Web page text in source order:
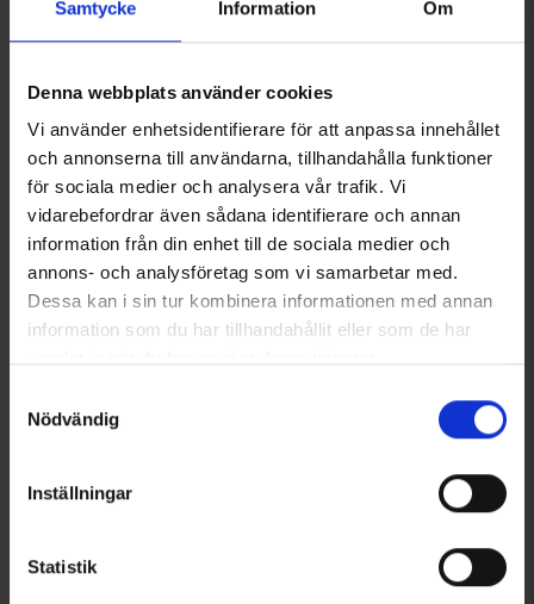
Samtycke Information Om
Denna webbplats använder cookies
Vi använder enhetsidentifierare för att anpassa innehållet
och annonserna till användarna, tillhandahålla funktioner
för sociala medier och analysera vår trafik. Vi
vidarebefordrar även sådana identifierare och annan
information från din enhet till de sociala medier och
annons- och analysföretag som vi samarbetar med.
Dessa kan i sin tur kombinera informationen med annan
information som du har tillhandahållit eller som de har
Nödvändig
Inställningar
Statistik
Springyard Gum Boot Shine
59 kr
Springyard Rubber Booster
89 kr
Liknande produkter
Tretorn Bore 2.0
Betyg:
Andra köpte även